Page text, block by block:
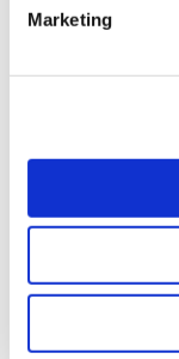
Marketing